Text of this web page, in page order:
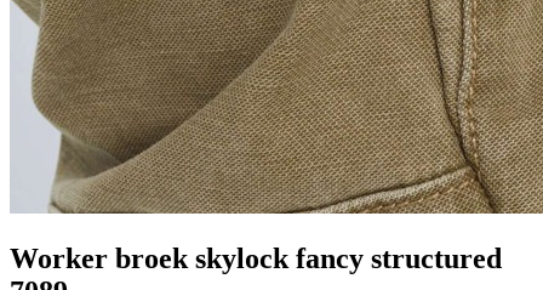
Worker broek skylock fancy structured